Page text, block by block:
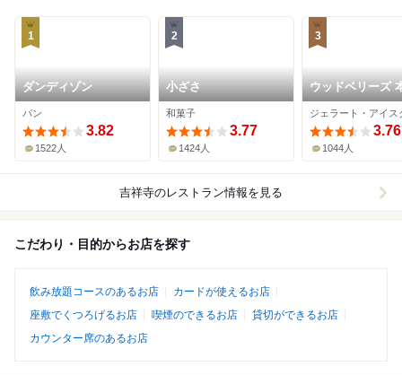
1
ダンディゾン
パン
3.82
1522人
2
小ざさ
和菓子
3.77
1424人
3
ウッドベリーズ
3.76
1044人
吉祥寺のレストラン情報を見る
こだわり・目的からお店を探す
飲み放題コースのあるお店
カードが使えるお店
座敷でくつろげるお店
喫煙のできるお店
貸切ができるお店
カウンター席のあるお店